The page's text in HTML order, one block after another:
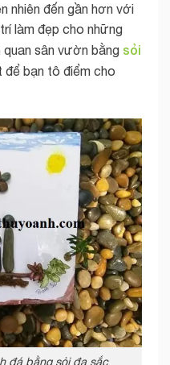
nhiên đến gần hơn với
làm đẹp cho những
quan sân vườn bằng sỏi
để bạn tô điểm cho
đá bằng sỏi đa sắc